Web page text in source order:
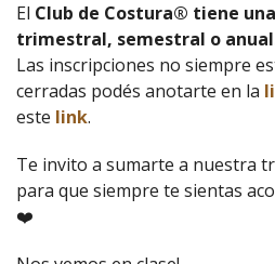
El Club de Costura® tiene
trimestral, semestral o
Las inscripciones no siempre
cerradas podés anotarte en la
este link.
Te invito a sumarte a nuestra
para que siempre te sientas
❤️